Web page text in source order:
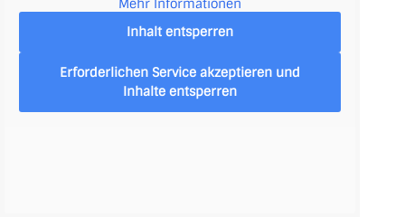
Mehr Informationen
Inhalt entsperren
Erforderlichen Service akzeptieren und
Inhalte entsperren